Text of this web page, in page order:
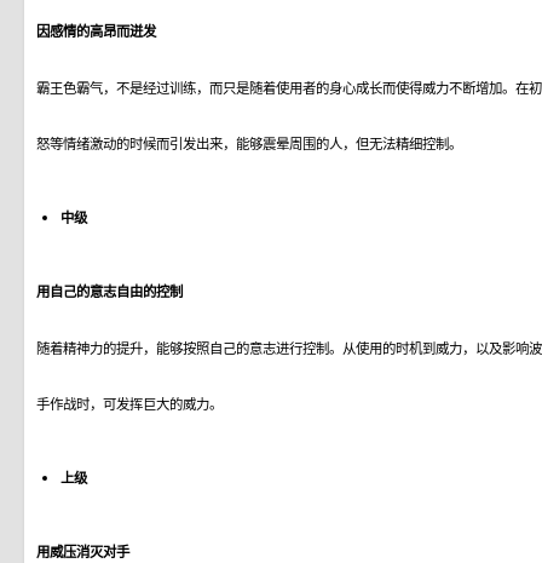
因感情的高昂而迸发
霸王色霸气，不是经过训练，而只是随着使用者的身心成长而使得威力不断增加。在
怒等情绪激动的时候而引发出来，能够震晕周围的人，但无法精细控制。
中级
用自己的意志自由的控制
随着精神力的提升，能够按照自己的意志进行控制。从使用的时机到威力，以及影响
手作战时，可发挥巨大的威力。
上级
用威压消灭对手